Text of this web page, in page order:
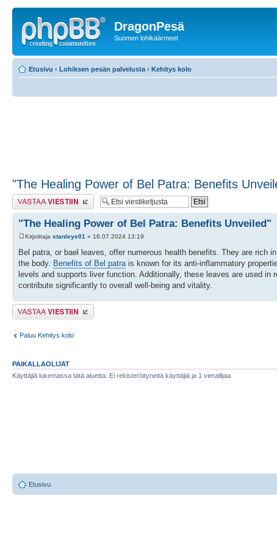
DragonPesä
Suomen lohikäärmeet
Etusivu ‹ Lohiksen pesän palvelusta ‹ Kehitys kolo
"The Healing Power of Bel Patra: Benefits
Lähetä vastaus
"The Healing Power of Bel Patra: Benefits Unveiled"
Kirjoittaja stanleye01 » 16.07.2024 13:19
Bel patra, or bael leaves, offer numerous health benefits. They are
the body. Benefits of Bel patra is known for its anti-inflammatory
levels and supports liver function. Additionally, these leaves are used
contribute significantly to overall well-being and vitality.
Lähetä vastaus
Paluu Kehitys kolo
PAIKALLAOLIJAT
Käyttäjiä lukemassa tätä aluetta: Ei rekisteröityneitä käyttäjiä ja 1 vierailijaa
Etusivu